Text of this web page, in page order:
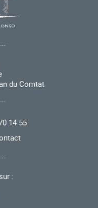
du Comtat
14 55
: